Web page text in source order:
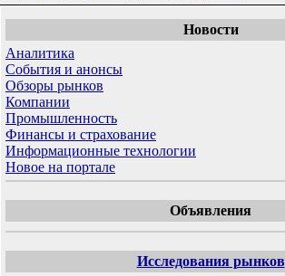
Новости
Аналитика
События и анонсы
Обзоры рынков
Компании
Промышленность
Финансы и страхование
Информационные технологии
Новое на портале
Объявления
Исследования рынков